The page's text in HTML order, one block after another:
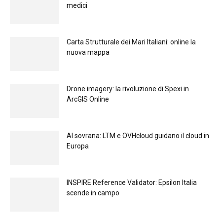
medici
Carta Strutturale dei Mari Italiani: online la
nuova mappa
Drone imagery: la rivoluzione di Spexi in
ArcGIS Online
Al sovrana: LTM е OVHcloud guidano il cloud in
Europа
INSPIRE Reference Validator: Epsilon Italia
scende in campo